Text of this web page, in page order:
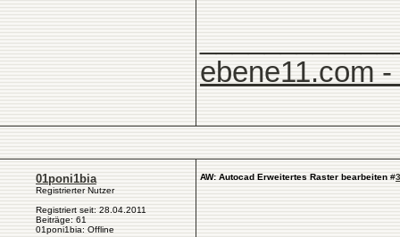
ebene11.com
01poni1bia
Registrierter Nutzer
Registriert seit: 28.04.2011
Beiträge: 61
01poni1bia: Offline
AW: Autocad Erweitertes Raster bearbeiten #3